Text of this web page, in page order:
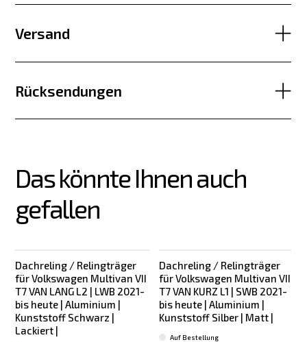
Versand
Rücksendungen
Das könnte Ihnen auch
gefallen
Neu
Dachreling / Relingträger
für Volkswagen Multivan VII
T7 VAN LANG L2 | LWB 2021-
bis heute | Aluminium |
Kunststoff Schwarz |
Lackiert |
Dachreling / Relingträger
für Volkswagen Multivan VII
T7 VAN KURZ L1 | SWB 2021-
bis heute | Aluminium |
Kunststoff Silber | Matt |
Auf Bestellung